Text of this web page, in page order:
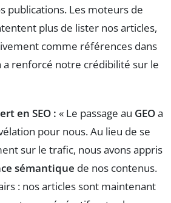
publications. Les moteurs de
plus de lister nos articles,
comme références dans
a renforcé notre crédibilité sur le
en SEO : « Le passage au GEOa
pour nous. Au lieu de se
sur le trafic, nous avons appris
sémantique de nos contenus.
: nos articles sont maintenant